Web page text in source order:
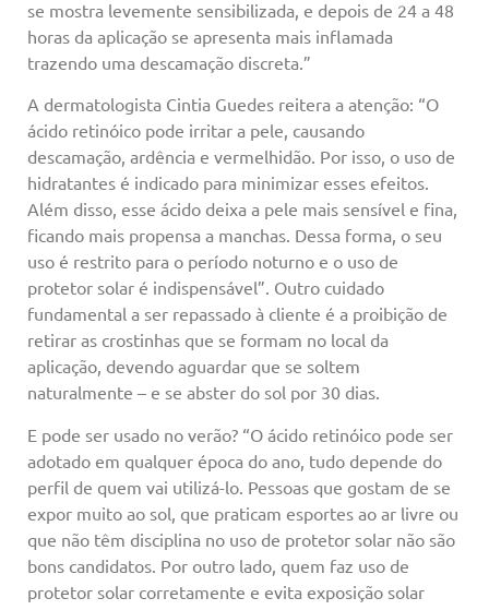
se mostra levemente sensibilizada, e depois de 24 a 48
horas da aplicação se apresenta mais inflamada
trazendo uma descamação discreta.”
A dermatologista Cintia Guedes reitera a atenção: “O
ácido retinóico pode irritar a pele, causando
descamação, ardência e vermelhidão. Por isso, o uso de
hidratantes é indicado para minimizar esses efeitos.
Além disso, esse ácido deixa a pele mais sensível e fina,
ficando mais propensa a manchas. Dessa forma, o seu
uso é restrito para o período noturno e o uso de
protetor solar é indispensável”. Outro cuidado
fundamental a ser repassado à cliente é a proibição de
retirar as crostinhas que se formam no local da
aplicação, devendo aguardar que se soltem
naturalmente – e se abster do sol por 30 dias.
E pode ser usado no verão? “O ácido retinóico pode ser
adotado em qualquer época do ano, tudo depende do
perfil de quem vai utilizá-lo. Pessoas que gostam de se
expor muito ao sol, que praticam esportes ao ar livre ou
que não têm disciplina no uso de protetor solar não são
bons candidatos. Por outro lado, quem faz uso de
protetor solar corretamente e evita exposição solar